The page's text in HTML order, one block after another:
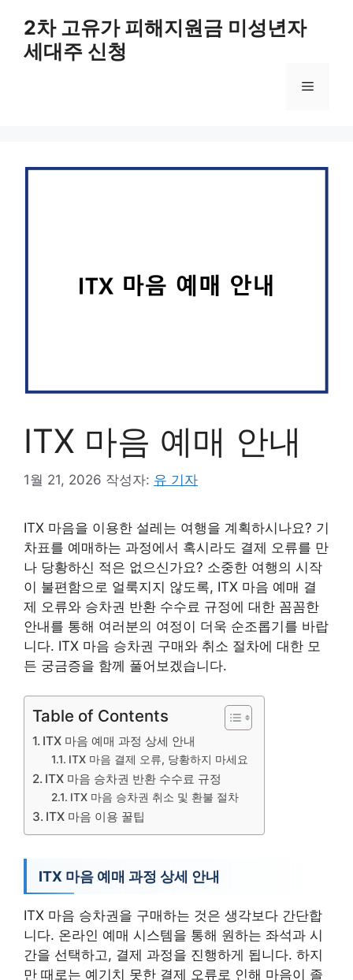
2차 고유가 피해지원금 미성년자
세대주 신청
메
ITX 마음 예매 안내
1월 21, 2026 작성자: 유 기자
ITX 마음을 이용한 설레는 여행을 계획하시나요? 기
차표를 예매하는 과정에서 혹시라도 결제 오류를 만
나 당황하신 적은 없으신가요? 소중한 여행의 시작
이 불편함으로 얼룩지지 않도록, ITX 마음 예매 결
제 오류와 승차권 반환 수수료 규정에 대한 꼼꼼한
안내를 통해 여러분의 여정이 더욱 순조롭기를 바랍
니다. ITX 마음 승차권 구매와 취소 절차에 대한 모
든 궁금증을 함께 풀어보겠습니다.
Table of Contents
ITX 마음 예매 과정 상세 안내
ITX 마음 결제 오류, 당황하지 마세요
ITX 마음 승차권 반환 수수료 규정
ITX 마음 승차권 취소 및 환불 절차
ITX 마음 이용 꿀팁
ITX 마음 예매 과정 상세 안내
ITX 마음 승차권을 구매하는 것은 생각보다 간단합
니다. 온라인 예매 시스템을 통해 원하는 좌석과 시
간을 선택하고, 결제 과정을 진행하게 됩니다. 하지
만 때로는 예기치 못한 결제 오류로 인해 마음이 졸